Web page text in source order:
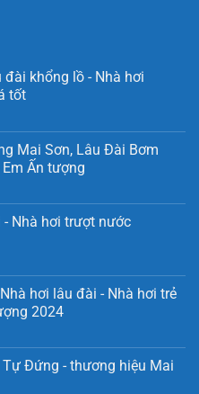
đài khổng lồ - Nhà hơi
tốt
Mai Sơn, Lâu Đài Bơm
Ấn tượng
Nhà hơi trượt nước
hơi lâu đài - Nhà hơi trẻ
2024
Tự Đứng - thương hiệu Mai